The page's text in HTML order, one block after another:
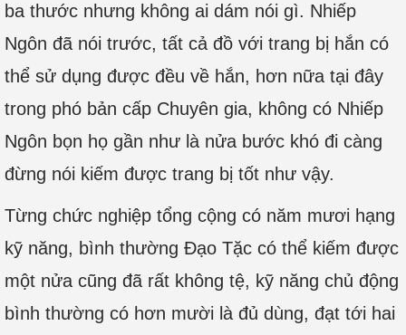
ba thước nhưng không ai dám nói gì. Nhiếp
Ngôn đã nói trước, tất cả đồ với trang bị hắn có
thể sử dụng được đều về hắn, hơn nữa tại đây
trong phó bản cấp Chuyên gia, không có Nhiếp
Ngôn bọn họ gần như là nửa bước khó đi càng
đừng nói kiếm được trang bị tốt như vậy.
Từng chức nghiệp tổng cộng có năm mươi hạng
kỹ năng, bình thường Đạo Tặc có thể kiếm được
một nửa cũng đã rất không tệ, kỹ năng chủ động
bình thường có hơn mười là đủ dùng, đạt tới hai